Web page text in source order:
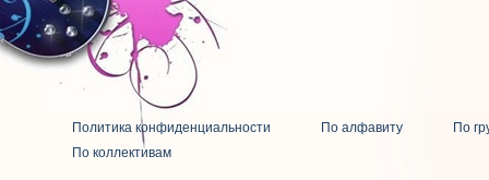
Политика конфиденциальности По алфавиту
По
По коллективам